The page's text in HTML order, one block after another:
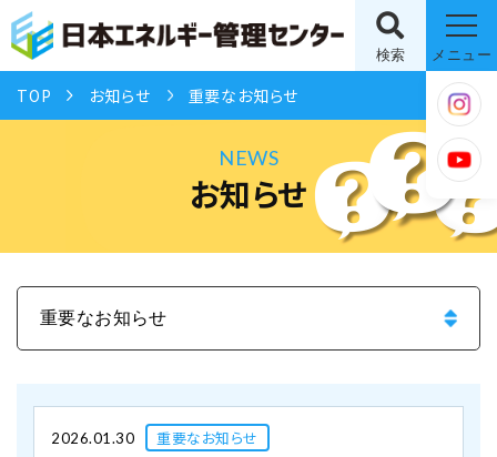
検索 メニュー
TOP お知らせ 重要なお知らせ
NEWS
お知らせ
2026.01.30 重要なお知らせ